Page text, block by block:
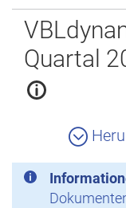
Zurück
Quartal